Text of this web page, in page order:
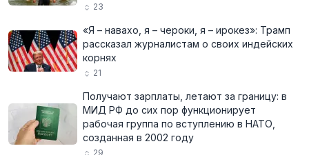
23
«Я – навахо, я – чероки, я – ирокез»: Трамп
рассказал журналистам о своих индейских
корнях
21
Получают зарплаты, летают за границу: в
МИД РФ до сих пор функционирует
рабочая группа по вступлению в НАТО,
созданная в 2002 году
29